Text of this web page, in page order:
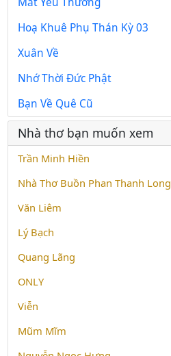
Hoạ Khuê Phụ Thán Kỳ 03
Xuân Về
Nhớ Thời Đức Phật
Bạn Về Quê Cũ
Nhà thơ bạn muốn xem
Trần Minh Hiền
Nhà Thơ Buồn Phan Thanh Long
Văn Liêm
Lý Bạch
Quang Lãng
ONLY
Viễn
Mũm Mĩm